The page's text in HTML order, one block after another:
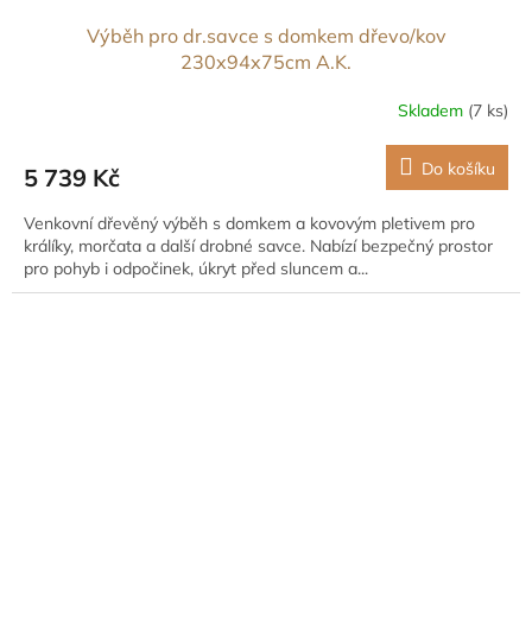
Výběh pro dr.savce s domkem dřevo/kov
230x94x75cm A.K.
Skladem (7 ks)
5 739 Kč Do košíku
Venkovní dřevěný výběh s domkem a kovovým pletivem pro
králíky, morčata a další drobné savce. Nabízí bezpečný prostor
pro pohyb i odpočinek, úkryt před sluncem a...